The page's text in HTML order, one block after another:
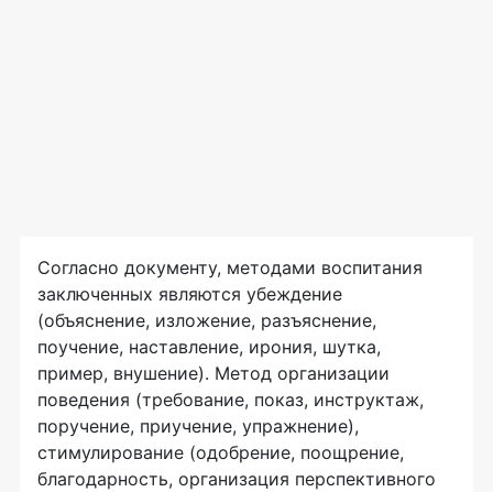
Согласно документу, методами воспитания
заключенных являются убеждение
(объяснение, изложение, разъяснение,
поучение, наставление, ирония, шутка,
пример, внушение). Метод организации
поведения (требование, показ, инструктаж,
поручение, приучение, упражнение),
стимулирование (одобрение, поощрение,
благодарность, организация перспективного